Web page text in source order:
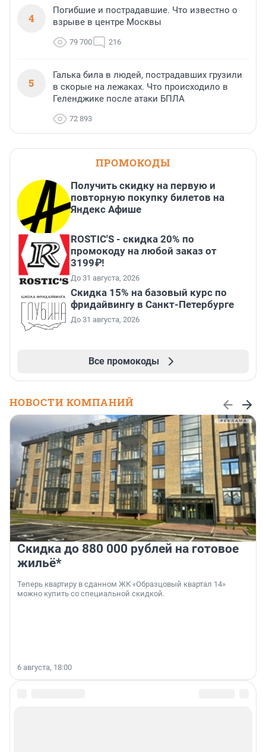
4
Погибшие и пострадавшие. Что известно о
взрыве в центре Москвы
79 700 216
5
Галька била в людей, пострадавших грузили
в скорые на лежаках. Что происходило в
Геленджике после атаки БПЛА
72 893
ПРОМОКОДЫ
Получить скидку на первую и
повторную покупку билетов на
Яндекс Афише
ROSTIC'S - скидка 20% по
промокоду на любой заказ от
3199₽!
До 31 августа, 2026
Скидка 15% на базовый курс по
фридайвингу в Санкт-Петербурге
До 31 августа, 2026
Все промокоды
НОВОСТИ КОМПАНИЙ
Скидка до 880 000 рублей на готовое
жильё*
Теперь квартиру в сданном ЖК «Образцовый квартал 14»
можно купить со специальной скидкой.
6 августа, 18:00